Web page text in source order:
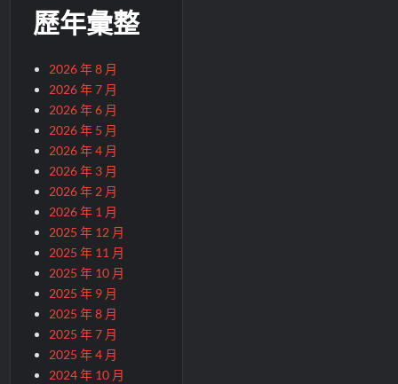
歷年彙整
2026 年 8 月
2026 年 7 月
2026 年 6 月
2026 年 5 月
2026 年 4 月
2026 年 3 月
2026 年 2 月
2026 年 1 月
2025 年 12 月
2025 年 11 月
2025 年 10 月
2025 年 9 月
2025 年 8 月
2025 年 7 月
2025 年 4 月
2024 年 10 月